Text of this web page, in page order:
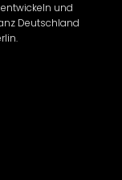
und
Deutschland